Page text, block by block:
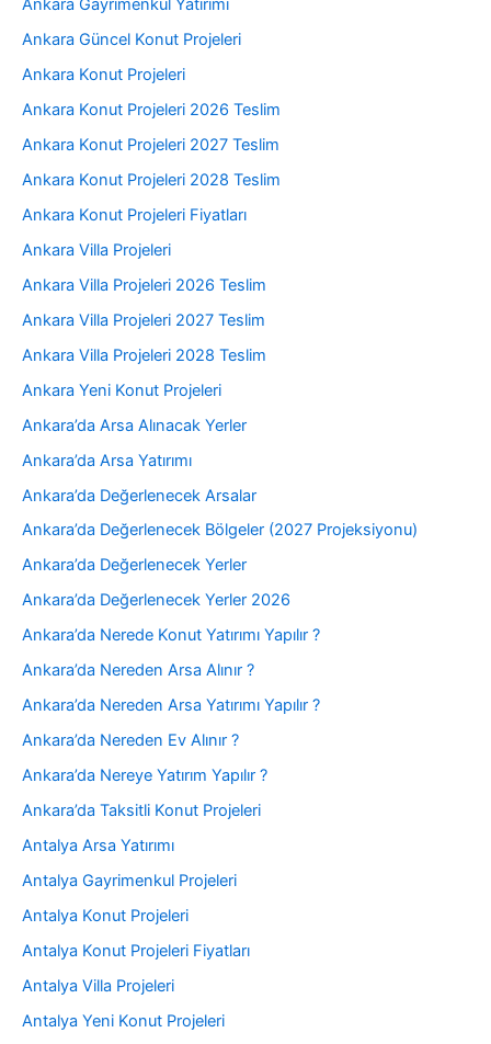
Ankara Gayrimenkul Yatırımı
Ankara Güncel Konut Projeleri
Ankara Konut Projeleri
Ankara Konut Projeleri 2026 Teslim
Ankara Konut Projeleri 2027 Teslim
Ankara Konut Projeleri 2028 Teslim
Ankara Konut Projeleri Fiyatları
Ankara Villa Projeleri
Ankara Villa Projeleri 2026 Teslim
Ankara Villa Projeleri 2027 Teslim
Ankara Villa Projeleri 2028 Teslim
Ankara Yeni Konut Projeleri
Ankara’da Arsa Alınacak Yerler
Ankara’da Arsa Yatırımı
Ankara’da Değerlenecek Arsalar
Ankara’da Değerlenecek Bölgeler (2027 Projeksiyonu)
Ankara’da Değerlenecek Yerler
Ankara’da Değerlenecek Yerler 2026
Ankara’da Nerede Konut Yatırımı Yapılır ?
Ankara’da Nereden Arsa Alınır ?
Ankara’da Nereden Arsa Yatırımı Yapılır ?
Ankara’da Nereden Ev Alınır ?
Ankara’da Nereye Yatırım Yapılır ?
Ankara’da Taksitli Konut Projeleri
Antalya Arsa Yatırımı
Antalya Gayrimenkul Projeleri
Antalya Konut Projeleri
Antalya Konut Projeleri Fiyatları
Antalya Villa Projeleri
Antalya Yeni Konut Projeleri